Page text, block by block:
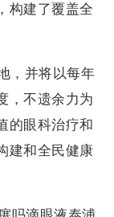
构建了覆盖全
，并将以每年
，不遗余力为
的眼科治疗和
建和全民健康